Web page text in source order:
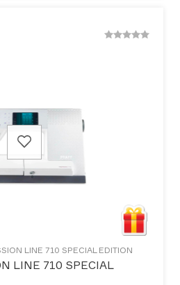
LINE 710 SPECIAL EDITION
LINE 710 SPECIAL